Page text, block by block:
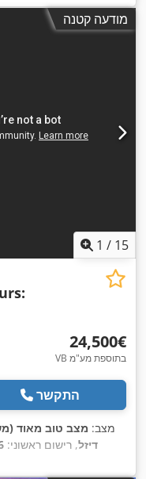
מודעה קטנה
1 / 15
‏24,500 ‏€
VB בתוספת מע"מ
התקשר
מצב: מצב טוב מאוד
דיזל, רישום ראשוני: